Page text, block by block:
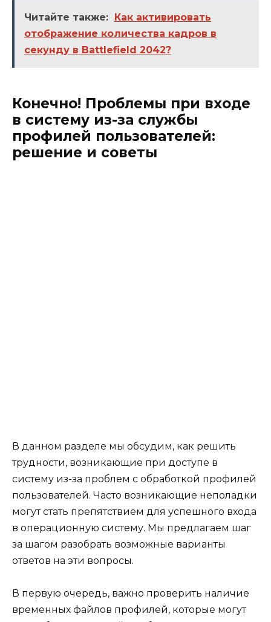
Читайте также: Как активировать
отображение количества кадров в
секунду в Battlefield 2042?
Конечно! Проблемы при входе
в систему из-за службы
профилей пользователей:
решение и советы
В данном разделе мы обсудим, как решить
трудности, возникающие при доступе в
систему из-за проблем с обработкой профилей
пользователей. Часто возникающие неполадки
могут стать препятствием для успешного входа
в операционную систему. Мы предлагаем шаг
за шагом разобрать возможные варианты
ответов на эти вопросы.
В первую очередь, важно проверить наличие
временных файлов профилей, которые могут